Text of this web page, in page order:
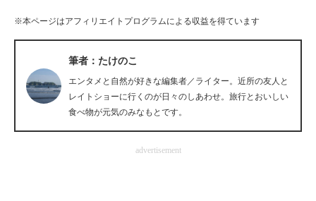
好きが集まる 比べて選べる
AI活用のいまが分かる
企業ITのトレンドを詳説
※本ページはアフィリエイトプログラムによる収益を得ています
筆者：たけのこ
エンタメと自然が好きな編集者／ライター。近所の友人と
レイトショーに行くのが日々のしあわせ。旅行とおいしい
食べ物が元気のみなもとです。
advertisement